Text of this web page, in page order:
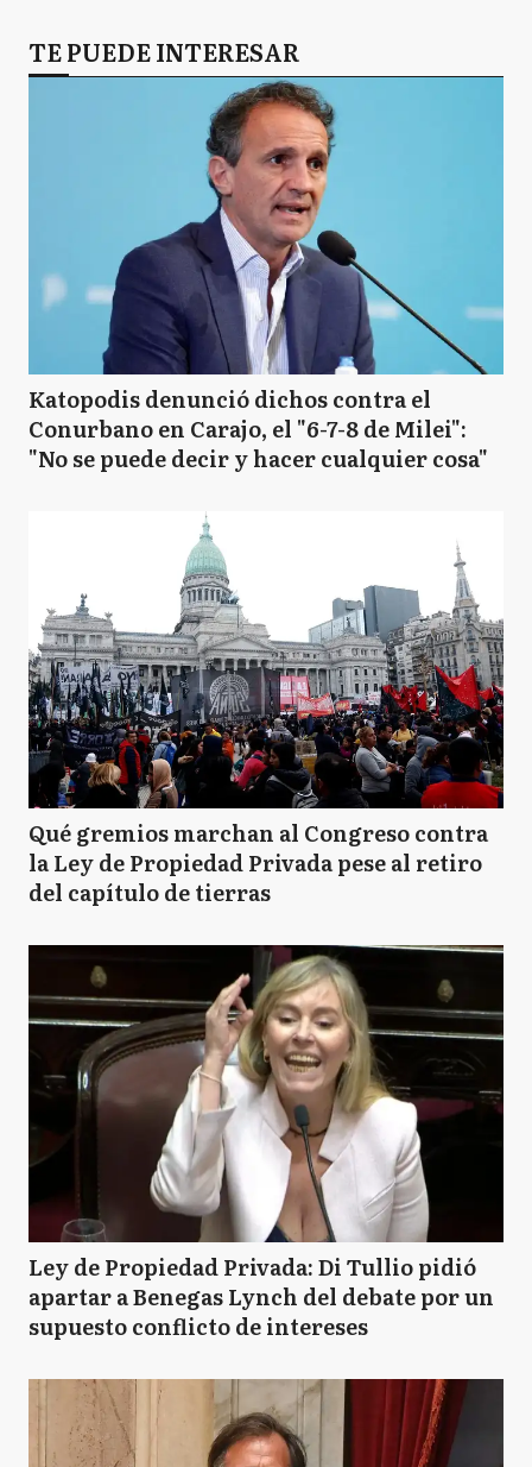
TE PUEDE INTERESAR
Katopodis denunció dichos contra el
Conurbano en Carajo, el "6-7-8 de Milei":
"No se puede decir y hacer cualquier cosa"
Qué gremios marchan al Congreso contra
la Ley de Propiedad Privada pese al retiro
del capítulo de tierras
Ley de Propiedad Privada: Di Tullio pidió
apartar a Benegas Lynch del debate por un
supuesto conflicto de intereses